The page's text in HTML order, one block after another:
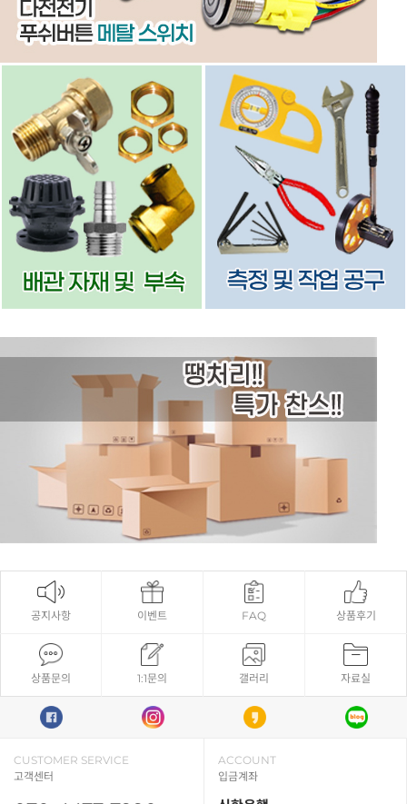
공지사항 이벤트 FAQ 상품후기
상품문의 1:1문의 갤러리 자료실
CUSTOMER SERVICE
고객센터
ACCOUNT
입금계좌